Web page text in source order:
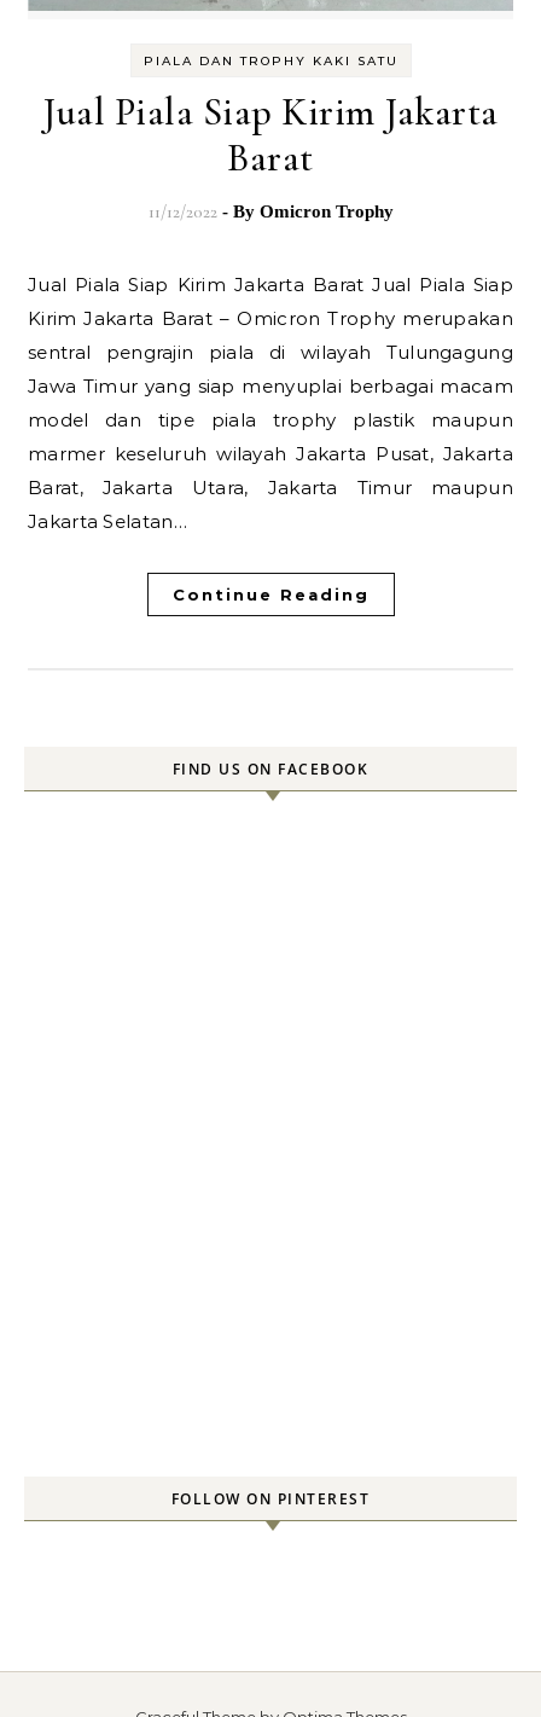
PIALA DAN TROPHY KAKI SATU
Jual Piala Siap Kirim Jakarta
Barat
11/12/2022 - By Omicron Trophy
Jual Piala Siap Kirim Jakarta Barat Jual Piala Siap
Kirim Jakarta Barat – Omicron Trophy merupakan
sentral pengrajin piala di wilayah Tulungagung
Jawa Timur yang siap menyuplai berbagai macam
model dan tipe piala trophy plastik maupun
marmer keseluruh wilayah Jakarta Pusat, Jakarta
Barat, Jakarta Utara, Jakarta Timur maupun
Jakarta Selatan…
Continue Reading
FIND US ON FACEBOOK
FOLLOW ON PINTEREST